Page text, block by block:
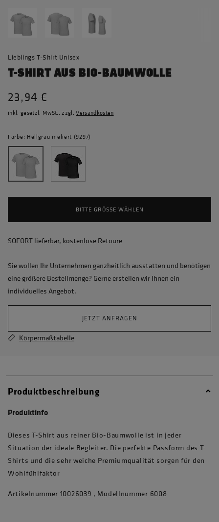
Lieblings T-Shirt Unisex
T-SHIRT AUS BIO-BAUMWOLLE
23,94 €
inkl. gesetzl. MwSt., zzgl.Versandkosten
Farbe: Hellgrau meliert (9297)
BITTE GRÖSSE WÄHLEN
SOFORT lieferbar, kostenlose Retoure
Sie wollen Ihr Unternehmen ganzheitlich ausstatten und benötigen
eine größere Bestellmenge? Gerne erstellen wir Ihnen ein
individuelles Angebot.
JETZT ANFRAGEN
Körpermaßtabelle
Produktbeschreibung
Produktinfo
Dieses T-Shirt aus reiner Bio-Baumwolle ist in jeder
Situation der ideale Begleiter. Die perfekte Passform des T-
Shirts und die sehr weiche Premiumqualität sorgen für den
Wohlfühlfaktor
Artikelnummer 10026039 , Modellnummer 6008